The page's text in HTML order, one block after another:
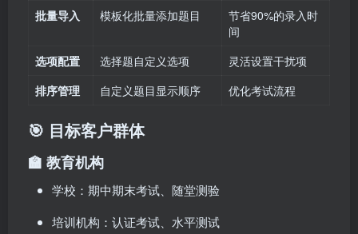
批量导入 模板化批量添加题目
节省90%的录入时
间
选项配置
选择题自定义选项
灵活设置干扰项
排序管理
自定义题目显示顺序 优化考试流程
🎯 目标客户群体
🏫 教育机构
学校：期中期末考试、随堂测验
培训机构：认证考试、水平测试